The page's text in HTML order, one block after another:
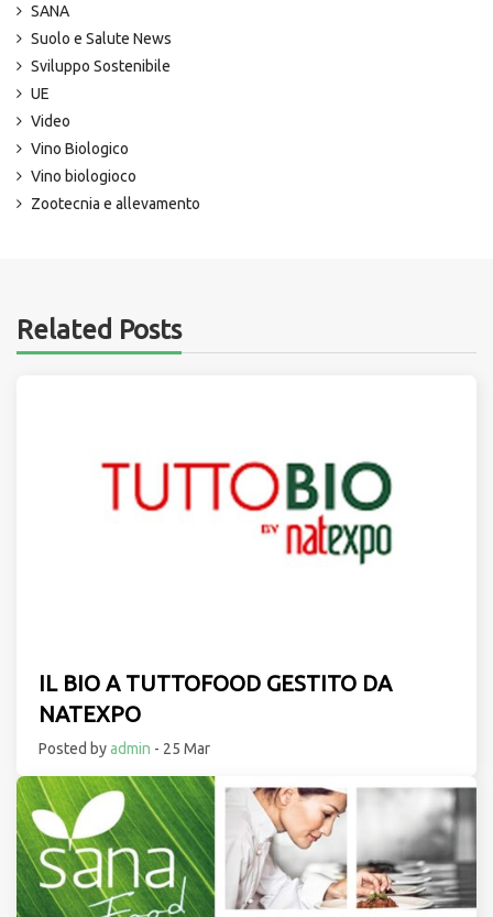
SANA
Suolo e Salute News
Sviluppo Sostenibile
UE
Video
Vino Biologico
Vino biologioco
Zootecnia e allevamento
Related Posts
IL BIO A TUTTOFOOD GESTITO DA
NATEXPO
Posted byadmin - 25 Mar